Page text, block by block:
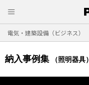
電気・建築設備（ビジネス）
納入事例集 （照明器具）